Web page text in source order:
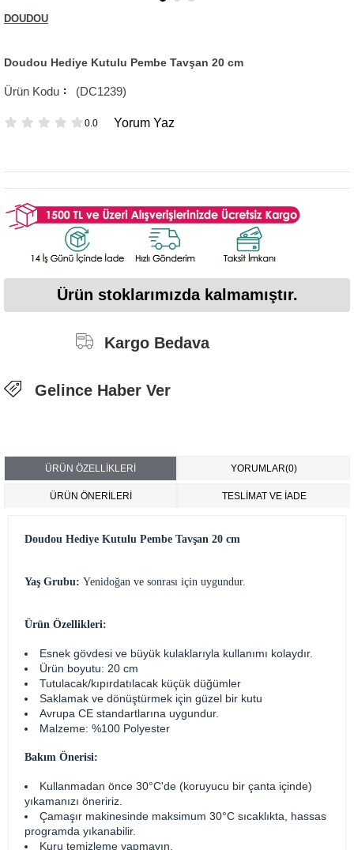
DOUDOU
Doudou Hediye Kutulu Pembe Tavşan 20 cm
(DC1239)
0.0 Yorum Yaz
Ürün stoklarımızda kalmamıştır.
Kargo Bedava
Gelince Haber Ver
ÜRÜN ÖZELLIKLERI YORUMLAR(0)
ÜRÜN ÖNERILERI TESLİMAT VE İADE
Doudou Hediye Kutulu Pembe Tavşan 20 cm
Yaş Grubu: Yenidoğan ve sonrası için uygundur.
Ürün Özellikleri:
Esnek gövdesi ve büyük kulaklarıyla kullanımı kolaydır.
Ürün boyutu: 20 cm
Tutulacak/kıpırdatılacak küçük düğümler
Saklamak ve dönüştürmek için güzel bir kutu
Avrupa CE standartlarına uygundur.
Malzeme: %100 Polyester
Bakım Önerisi:
Kullanmadan önce 30°C'de (koruyucu bir çanta içinde)
yıkamanızı öneririz.
Çamaşır makinesinde maksimum 30°C sıcaklıkta, hassas
programda yıkanabilir.
Kuru temizleme yapmayın.